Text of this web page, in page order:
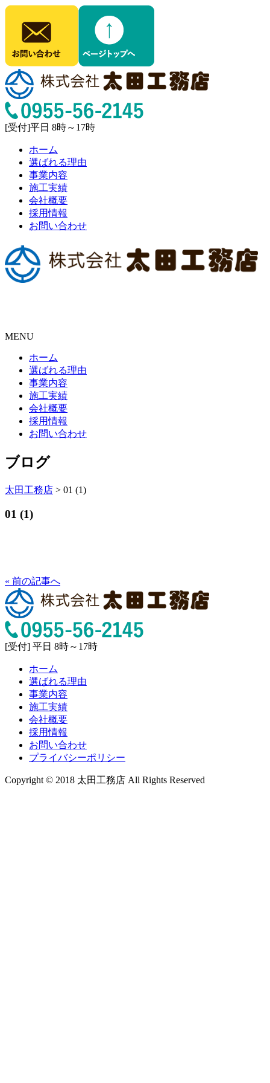
[受付]平日 8時～17時
ホーム
選ばれる理由
事業内容
施工実績
会社概要
採用情報
お問い合わせ
MENU
ホーム
選ばれる理由
事業内容
施工実績
会社概要
採用情報
お問い合わせ
ブログ
太田工務店 > 01 (1)
01 (1)
« 前の記事へ
[受付] 平日 8時～17時
ホーム
選ばれる理由
事業内容
施工実績
会社概要
採用情報
お問い合わせ
プライバシーポリシー
Copyright © 2018 太田工務店 All Rights Reserved